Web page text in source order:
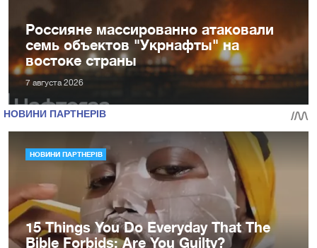
Россияне массированно атаковали
семь объектов "Укрнафты" на
востоке страны
7 августа 2026